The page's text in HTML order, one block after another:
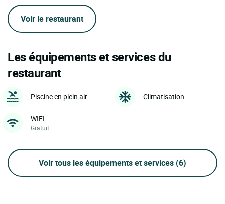
Voir le restaurant
Les équipements et services du
restaurant
Piscine en plein air Climatisation
WIFI
Gratuit
Voir tous les équipements et services (6)